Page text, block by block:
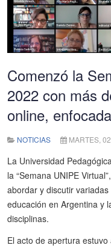
Comenzó la
2022 con más
online,
NOTICIAS MARTES,
La Universidad
la “Semana UNIPE
abordar y discutir
educación en Argentina y
disciplinas.
El acto de apertura